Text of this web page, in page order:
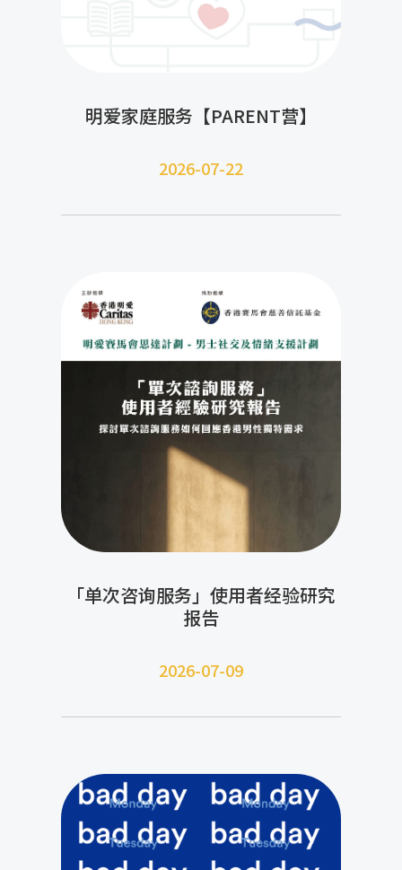
明爱家庭服务【PARENT营】
2026-07-22
「单次咨询服务」使用者经验研究
报告
2026-07-09